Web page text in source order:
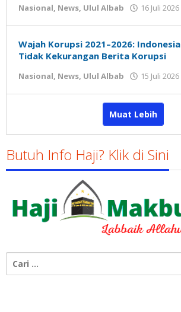
Nasional, News, Ulul Albab 16 Juli 2026
Wajah Korupsi 2021–2026: Indonesia
Tidak Kekurangan Berita Korupsi
Nasional, News, Ulul Albab 15 Juli 2026
Muat Lebih
Butuh Info Haji? Klik di Sini
untuk: